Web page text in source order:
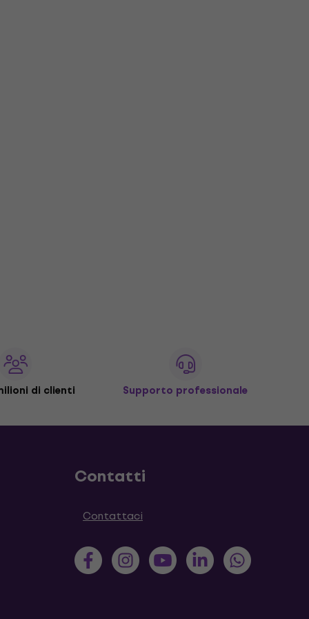
di clienti Supporto professionale
Contatti
Contattaci